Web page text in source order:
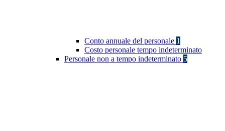
Conto annuale del personale 1
Costo personale tempo indeterminato
Personale non a tempo indeterminato 5